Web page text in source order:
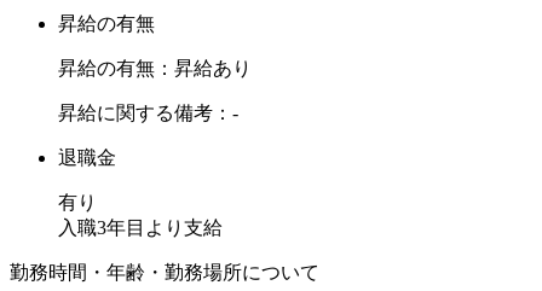
昇給の有無
昇給の有無：昇給あり
昇給に関する備考：-
退職金
有り
入職3年目より支給
勤務時間・年齢・勤務場所について